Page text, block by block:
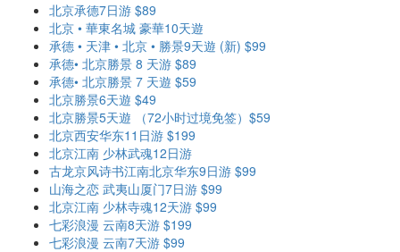
北京承德7日游 $89
北京 • 華東名城 豪華10天遊
承德 • 天津 • 北京 • 勝景9天遊 (新) $99
承德• 北京勝景 8 天游 $89
承德• 北京勝景 7 天遊 $59
北京勝景6天遊 $49
北京勝景5天遊 （72小时过境免签）$59
北京西安华东11日游 $199
北京江南 少林武魂12日游
古龙京风诗书江南北京华东9日游 $99
山海之恋 武夷山厦门7日游 $99
北京江南 少林寺魂12天游 $99
七彩浪漫 云南8天游 $199
七彩浪漫 云南7天游 $99